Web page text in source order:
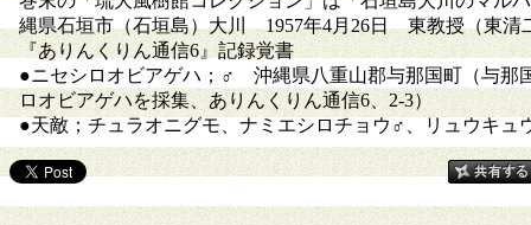
縄県石垣市（石垣島）大川 1957年4月26日 東教授（東清
『ありんくりん通信6』記録覚書
●ニセシロオビアゲハ；♂ 沖縄県八重山郡与那国町（与
ロオビアゲハを採集、ありんくりん通信6、2-3）
●天敵；チュラオニグモ、ナミエシロチョウ♂、リュウキ